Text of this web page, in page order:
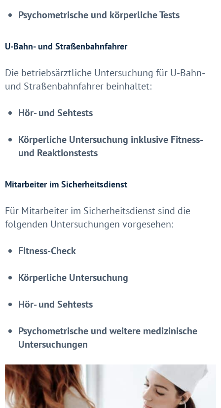
Psychometrische und körperliche Tests
U-Bahn- und Straßenbahnfahrer
Die betriebsärztliche Untersuchung für U-Bahn-
und Straßenbahnfahrer beinhaltet:
Hör- und Sehtests
Körperliche Untersuchung inklusive Fitness-
und Reaktionstests
Mitarbeiter im Sicherheitsdienst
Für Mitarbeiter im Sicherheitsdienst sind die
folgenden Untersuchungen vorgesehen:
Fitness-Check
Körperliche Untersuchung
Hör- und Sehtests
Psychometrische und weitere medizinische
Untersuchungen